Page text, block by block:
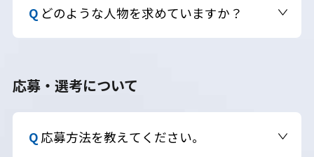
物を歓迎しています。人物本位の採用方針を掲げて
おり、学歴や専攻分野に関係なく、考え方・行動
力・熱意を重視しています。
どのような人物を求めていますか？
ための協調性や、スピード感ある行動力も重視し
応募・選考について
応募方法を教えてください。